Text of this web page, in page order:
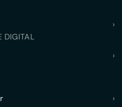
›
DIGITAL
›
›